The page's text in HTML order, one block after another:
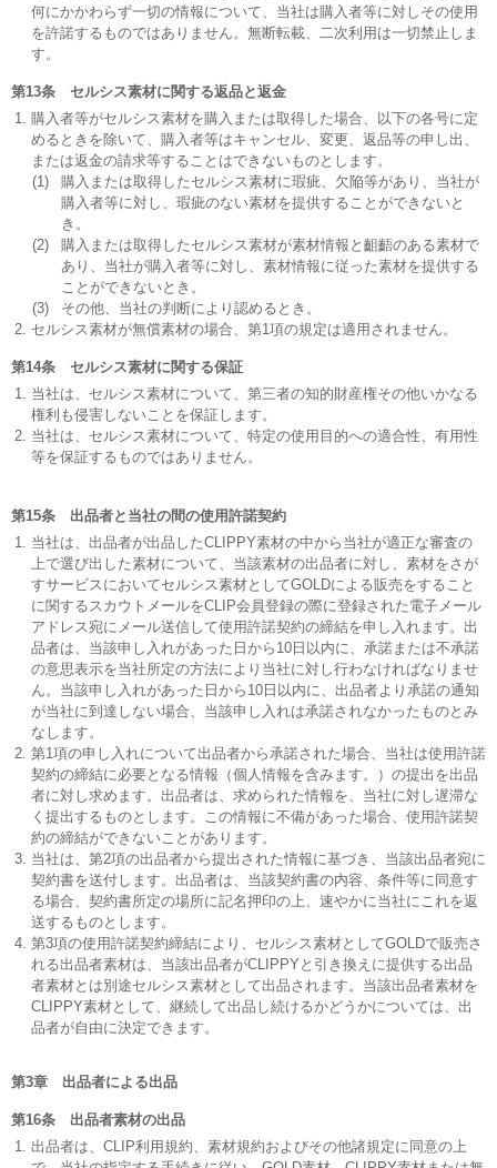
何にかかわらず一切の情報について、当社は購入者等に対しその使用
を許諾するものではありません。無断転載、二次利用は一切禁止しま
す。
第13条 セルシス素材に関する返品と返金
購入者等がセルシス素材を購入または取得した場合、以下の各号に定
めるときを除いて、購入者等はキャンセル、変更、返品等の申し出、
または返金の請求等することはできないものとします。
(1)
購入または取得したセルシス素材に瑕疵、欠陥等があり、当社が
購入者等に対し、瑕疵のない素材を提供することができないと
き。
(2)
購入または取得したセルシス素材が素材情報と齟齬のある素材で
あり、当社が購入者等に対し、素材情報に従った素材を提供する
ことができないとき。
(3)
その他、当社の判断により認めるとき。
セルシス素材が無償素材の場合、第1項の規定は適用されません。
第14条 セルシス素材に関する保証
当社は、セルシス素材について、第三者の知的財産権その他いかなる
権利も侵害しないことを保証します。
当社は、セルシス素材について、特定の使用目的への適合性、有用性
等を保証するものではありません。
第15条 出品者と当社の間の使用許諾契約
当社は、出品者が出品したCLIPPY素材の中から当社が適正な審査の
上で選び出した素材について、当該素材の出品者に対し、素材をさが
すサービスにおいてセルシス素材としてGOLDによる販売をすること
に関するスカウトメールをCLIP会員登録の際に登録された電子メール
アドレス宛にメール送信して使用許諾契約の締結を申し入れます。出
品者は、当該申し入れがあった日から10日以内に、承諾または不承諾
の意思表示を当社所定の方法により当社に対し行わなければなりませ
ん。当該申し入れがあった日から10日以内に、出品者より承諾の通知
が当社に到達しない場合、当該申し入れは承諾されなかったものとみ
なします。
第1項の申し入れについて出品者から承諾された場合、当社は使用許諾
契約の締結に必要となる情報（個人情報を含みます。）の提出を出品
者に対し求めます。出品者は、求められた情報を、当社に対し遅滞な
く提出するものとします。この情報に不備があった場合、使用許諾契
約の締結ができないことがあります。
当社は、第2項の出品者から提出された情報に基づき、当該出品者宛に
契約書を送付します。出品者は、当該契約書の内容、条件等に同意す
る場合、契約書所定の場所に記名押印の上、速やかに当社にこれを返
送するものとします。
第3項の使用許諾契約締結により、セルシス素材としてGOLDで販売さ
れる出品者素材は、当該出品者がCLIPPYと引き換えに提供する出品
者素材とは別途セルシス素材として出品されます。当該出品者素材を
CLIPPY素材として、継続して出品し続けるかどうかについては、出
品者が自由に決定できます。
第3章 出品者による出品
第16条 出品者素材の出品
出品者は、CLIP利用規約、素材規約およびその他諸規定に同意の上